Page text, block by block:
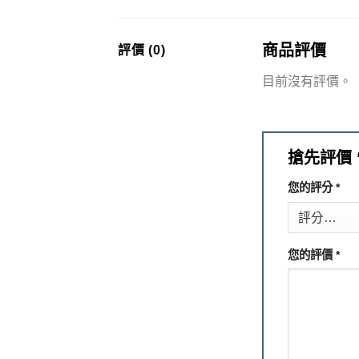
評價 (0) 商品評價
目前沒有評價。
搶先評價
您的評分*
您的評價*